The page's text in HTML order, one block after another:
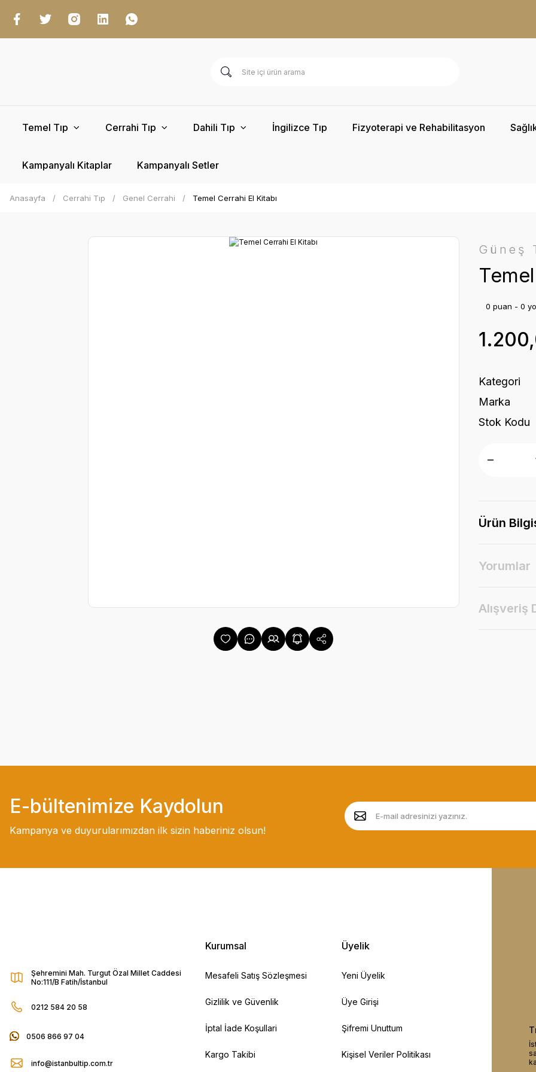
Temel Tıp Cerrahi Tıp Dahili Tıp İngilizce Tıp Fizyoterapi ve Rehabilitasyon
Kampanyalı Kitaplar Kampanyalı Setler
Anasayfa Cerrahi Tıp Genel Cerrahi Temel Cerrahi El Kitabı
Güneş
0 puan - 0
Kategori
Marka
Stok Kodu
Ürün
Yorumlar
Alışveriş
E-bültenimize Kaydolun
Kampanya ve duyurularımızdan ilk sizin haberiniz olsun!
Şehremini Mah. Turgut Özal Millet Caddesi
No:111/B Fatih/İstanbul
0212 584 20 58
0506 866 97 04
info@istanbultip.com.tr
Kurumsal
Mesafeli Satış Sözleşmesi
Gizlilik ve Güvenlik
İptal İade Koşullari
Kargo Takibi
Üyelik
Yeni Üyelik
Üye Girişi
Şifremi Unuttum
Kişisel Veriler Politikası